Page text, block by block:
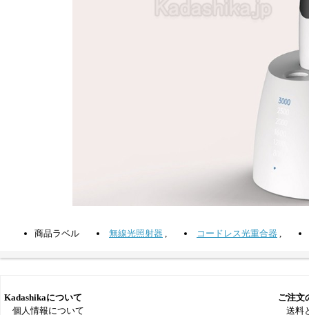
商品ラベル 無線光照射器 , コードレス光重合器 ,
Kadashikaについて
個人情報について
ご注文
送料